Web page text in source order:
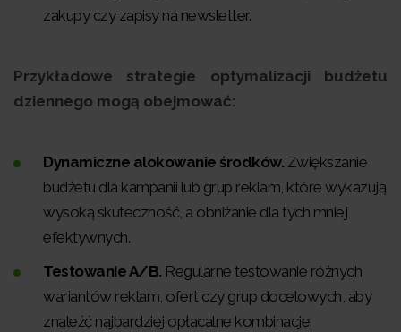
zakupy czy zapisy na newsletter.
Przykładowe strategie optymalizacji budżetu
dziennego mogą obejmować:
Dynamiczne alokowanie środków. Zwiększanie
budżetu dla kampanii lub grup reklam, które wykazują
wysoką skuteczność, a obniżanie dla tych mniej
efektywnych.
Testowanie A/B. Regularne testowanie różnych
wariantów reklam, ofert czy grup docelowych, aby
znaleźć najbardziej opłacalne kombinacje.